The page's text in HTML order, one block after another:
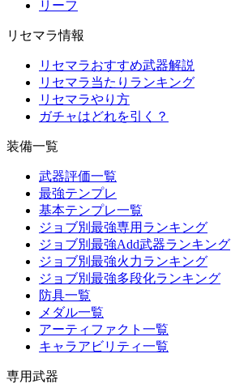
リーフ
リセマラ情報
リセマラおすすめ武器解説
リセマラ当たりランキング
リセマラやり方
ガチャはどれを引く？
装備一覧
武器評価一覧
最強テンプレ
基本テンプレ一覧
ジョブ別最強専用ランキング
ジョブ別最強Add武器ランキング
ジョブ別最強火力ランキング
ジョブ別最強多段化ランキング
防具一覧
メダル一覧
アーティファクト一覧
キャラアビリティ一覧
専用武器